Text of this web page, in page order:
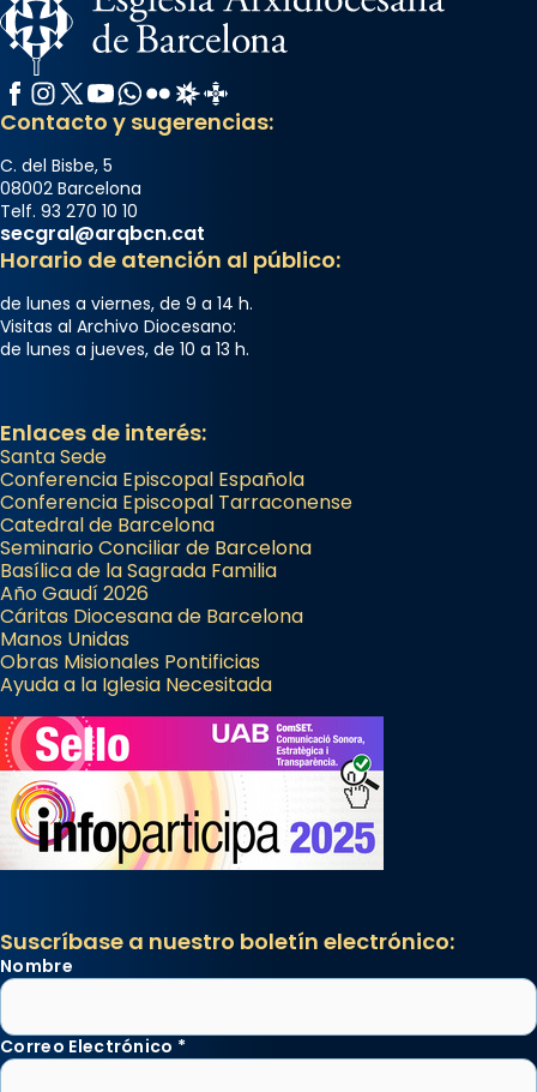
Facebook
Instagram
X / Twitter
YouTube
WhatsApp
FlickrRadio Estel
Catalunya Cristiana
Contacto y sugerencias:
C. del Bisbe, 5
08002 Barcelona
Telf. 93 270 10 10
secgral@arqbcn.cat
Horario de atención al público:
de lunes a viernes, de 9 a 14 h.
Visitas al Archivo Diocesano:
de lunes a jueves, de 10 a 13 h.
Enlaces de interés:
Santa Sede
Conferencia Episcopal Española
Conferencia Episcopal Tarraconense
Catedral de Barcelona
Seminario Conciliar de Barcelona
Basílica de la Sagrada Familia
Año Gaudí 2026
Cáritas Diocesana de Barcelona
Manos Unidas
Obras Misionales Pontificias
Ayuda a la Iglesia Necesitada
Suscríbase a nuestro boletín electrónico:
Nombre
Correo Electrónico *